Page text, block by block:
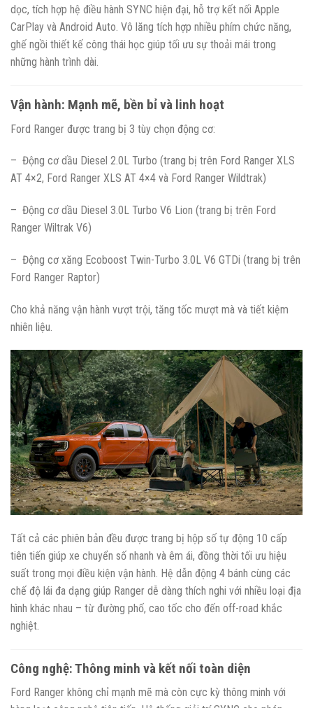
dọc, tích hợp hệ điều hành SYNC hiện đại, hỗ trợ kết nối Apple
CarPlay và Android Auto. Vô lăng tích hợp nhiều phím chức năng,
ghế ngồi thiết kế công thái học giúp tối ưu sự thoải mái trong
những hành trình dài.
Vận hành: Mạnh mẽ, bền bỉ và linh hoạt
Ford Ranger được trang bị 3 tùy chọn động cơ:
– Động cơ dầu Diesel 2.0L Turbo (trang bị trên Ford Ranger XLS
AT 4×2, Ford Ranger XLS AT 4×4 và Ford Ranger Wildtrak)
– Động cơ dầu Diesel 3.0L Turbo V6 Lion (trang bị trên Ford
Ranger Wiltrak V6)
– Động cơ xăng Ecoboost Twin-Turbo 3.0L V6 GTDi (trang bị trên
Ford Ranger Raptor)
Cho khả năng vận hành vượt trội, tăng tốc mượt mà và tiết kiệm
nhiên liệu.
Tất cả các phiên bản đều được trang bị hộp số tự động 10 cấp
tiên tiến giúp xe chuyển số nhanh và êm ái, đồng thời tối ưu hiệu
suất trong mọi điều kiện vận hành. Hệ dẫn động 4 bánh cùng các
chế độ lái đa dạng giúp Ranger dễ dàng thích nghi với nhiều loại địa
hình khác nhau – từ đường phố, cao tốc cho đến off-road khắc
nghiệt.
Công nghệ: Thông minh và kết nối toàn diện
Ford Ranger không chỉ mạnh mẽ mà còn cực kỳ thông minh với